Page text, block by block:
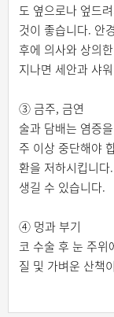
도 옆으로나 엎드
것이 좋습니다. 안
후에 의사와 상의
지나면 세안과 샤
③ 금주, 금연
술과 담배는 염증
주 이상 중단해야
환을 저하시킵니
생길 수 있습니다.
④ 멍과 부기
코 수술 후 눈 주위
질 및 가벼운 산책